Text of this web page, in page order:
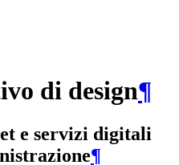
di design¶
e servizi digitali
¶